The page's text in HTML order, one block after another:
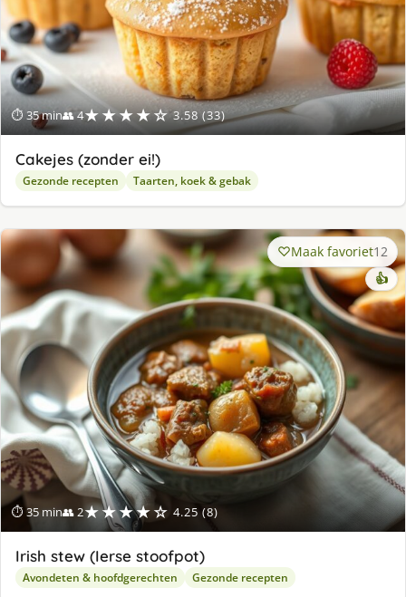
⏱ 35 min👥 4★★★★☆ 3.58 (33)
Cakejes (zonder ei!)
Gezonde recepten Taarten, koek & gebak
⏱ 35 min👥 2★★★★☆ 4.25 (8)
Maak favoriet12
👍
Irish stew (Ierse stoofpot)
Avondeten & hoofdgerechten Gezonde recepten